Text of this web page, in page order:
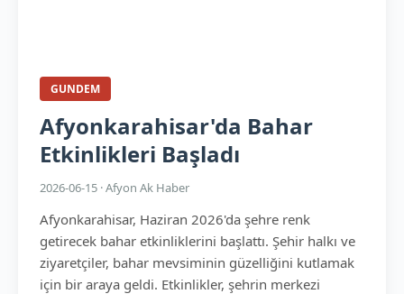
GUNDEM
Afyonkarahisar'da Bahar
Etkinlikleri Başladı
2026-06-15 · Afyon Ak Haber
Afyonkarahisar, Haziran 2026'da şehre renk
getirecek bahar etkinliklerini başlattı. Şehir halkı ve
ziyaretçiler, bahar mevsiminin güzelliğini kutlamak
için bir araya geldi. Etkinlikler, şehrin merkezi